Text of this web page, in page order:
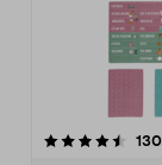
130
4.5 av 5